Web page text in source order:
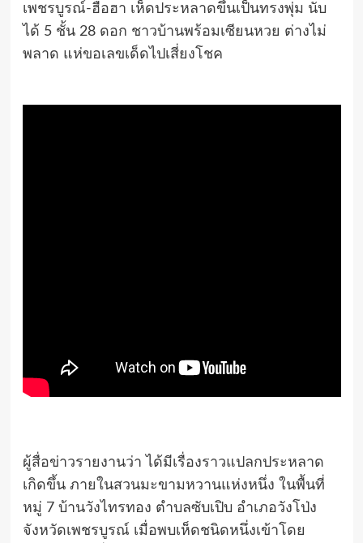
เพชรบูรณ์-ฮือฮา เห็ดประหลาดขึ้นเป็นทรงพุ่ม นับ
ได้ 5 ชั้น 28 ดอก ชาวบ้านพร้อมเซียนหวย ต่างไม่
พลาด แห่ขอเลขเด็ดไปเสี่ยงโชค
ผู้สื่อข่าวรายงานว่า ได้มีเรื่องราวแปลกประหลาด
เกิดขึ้น ภายในสวนมะขามหวานแห่งหนึ่ง ในพื้นที่
หมู่ 7 บ้านวังไทรทอง ตำบลซับเปิบ อำเภอวังโป่ง
จังหวัดเพชรบูรณ์ เมื่อพบเห็ดชนิดหนึ่งเข้าโดย